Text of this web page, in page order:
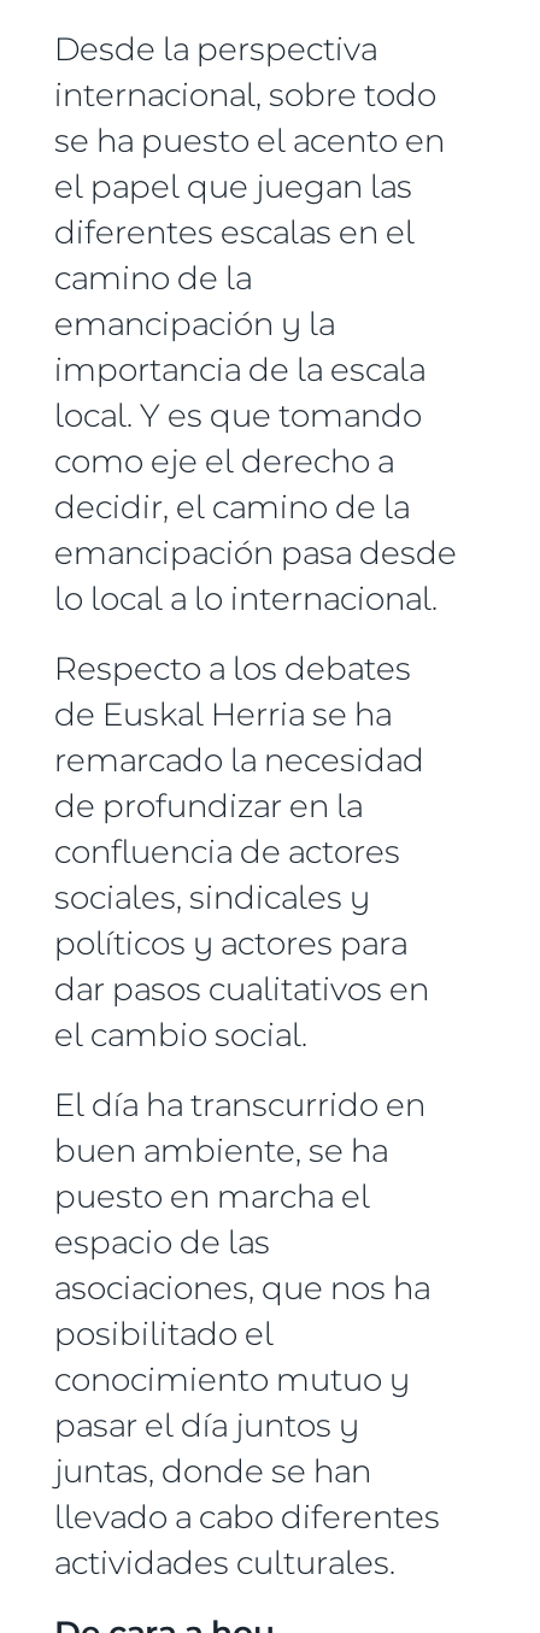
Desde la perspectiva
internacional, sobre todo
se ha puesto el acento en
el papel que juegan las
diferentes escalas en el
camino de la
emancipación y la
importancia de la escala
local. Y es que tomando
como eje el derecho a
decidir, el camino de la
emancipación pasa desde
lo local a lo internacional.
Respecto a los debates
de Euskal Herria se ha
remarcado la necesidad
de profundizar en la
confluencia de actores
sociales, sindicales y
políticos y actores para
dar pasos cualitativos en
el cambio social.
El día ha transcurrido en
buen ambiente, se ha
puesto en marcha el
espacio de las
asociaciones, que nos ha
posibilitado el
conocimiento mutuo y
pasar el día juntos y
juntas, donde se han
llevado a cabo diferentes
actividades culturales.